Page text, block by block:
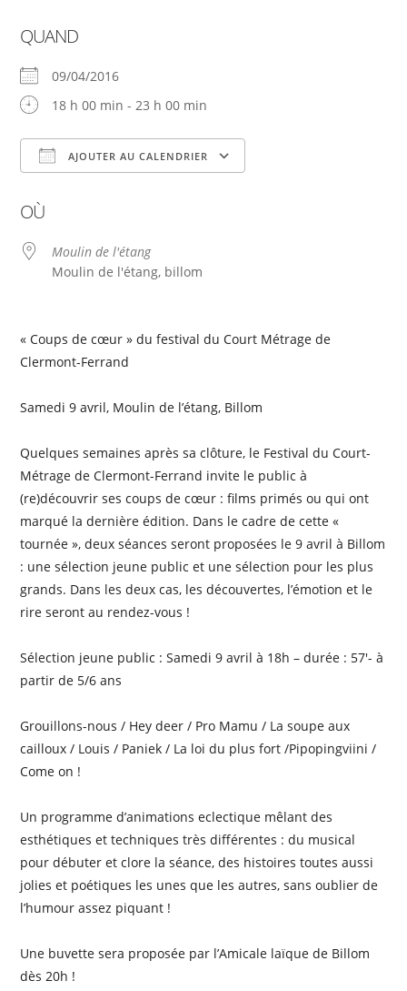
QUAND
09/04/2016
18 h 00 min - 23 h 00 min
AJOUTER AU CALENDRIER
OÙ
Moulin de l'étang
Moulin de l'étang, billom
« Coups de cœur » du festival du Court Métrage de
Clermont-Ferrand
Samedi 9 avril, Moulin de l’étang, Billom
Quelques semaines après sa clôture, le Festival du Court-
Métrage de Clermont-Ferrand invite le public à
(re)découvrir ses coups de cœur : films primés ou qui ont
marqué la dernière édition. Dans le cadre de cette «
tournée », deux séances seront proposées le 9 avril à Billom
: une sélection jeune public et une sélection pour les plus
grands. Dans les deux cas, les découvertes, l’émotion et le
rire seront au rendez-vous !
Sélection jeune public : Samedi 9 avril à 18h – durée : 57′- à
partir de 5/6 ans
Grouillons-nous / Hey deer / Pro Mamu / La soupe aux
cailloux / Louis / Paniek / La loi du plus fort /Pipopingviini /
Come on !
Un programme d’animations eclectique mêlant des
esthétiques et techniques très différentes : du musical
pour débuter et clore la séance, des histoires toutes aussi
jolies et poétiques les unes que les autres, sans oublier de
l’humour assez piquant !
Une buvette sera proposée par l’Amicale laïque de Billom
dès 20h !